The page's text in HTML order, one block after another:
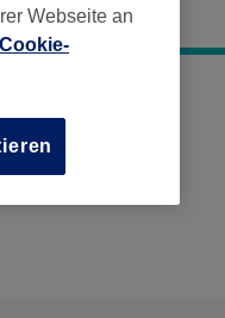
Webseite an
Cookie-